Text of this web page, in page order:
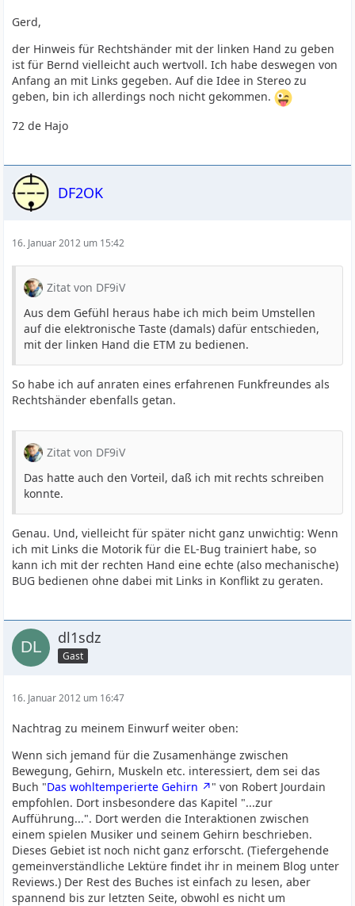
Gerd,
der Hinweis für Rechtshänder mit der linken Hand zu geben
ist für Bernd vielleicht auch wertvoll. Ich habe deswegen von
Anfang an mit Links gegeben. Auf die Idee in Stereo zu
geben, bin ich allerdings noch nicht gekommen.
72 de Hajo
DF2OK
16. Januar 2012 um 15:42
Zitat von DF9iV
Aus dem Gefühl heraus habe ich mich beim Umstellen
auf die elektronische Taste (damals) dafür entschieden,
mit der linken Hand die ETM zu bedienen.
So habe ich auf anraten eines erfahrenen Funkfreundes als
Rechtshänder ebenfalls getan.
Zitat von DF9iV
Das hatte auch den Vorteil, daß ich mit rechts schreiben
konnte.
Genau. Und, vielleicht für später nicht ganz unwichtig: Wenn
ich mit Links die Motorik für die EL-Bug trainiert habe, so
kann ich mit der rechten Hand eine echte (also mechanische)
BUG bedienen ohne dabei mit Links in Konflikt zu geraten.
dl1sdz
Gast
16. Januar 2012 um 16:47
Nachtrag zu meinem Einwurf weiter oben:
Wenn sich jemand für die Zusamenhänge zwischen
Bewegung, Gehirn, Muskeln etc. interessiert, dem sei das
Buch "Das wohltemperierte Gehirn
" von Robert Jourdain
empfohlen. Dort insbesondere das Kapitel "...zur
Aufführung...". Dort werden die Interaktionen zwischen
einem spielen Musiker und seinem Gehirn beschrieben.
Dieses Gebiet ist noch nicht ganz erforscht. (Tiefergehende
gemeinverständliche Lektüre findet ihr in meinem Blog unter
Reviews.) Der Rest des Buches ist einfach zu lesen, aber
spannend bis zur letzten Seite, obwohl es nicht um